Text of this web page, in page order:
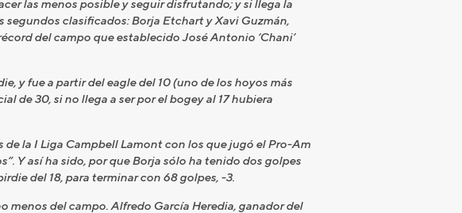
las menos posible y seguir disfrutando; y si llega la
clasificados: Borja Etchart y Xavi Guzmán,
del campo que establecido José Antonio ‘Chani’
y fue a partir del eagle del 10 (uno de los hoyos más
de 30, si no llega a ser por el bogey al 17 hubiera
la I Liga Campbell Lamont con los que jugó el Pro-Am
Y así ha sido, por que Borja sólo ha tenido dos golpes
del 18, para terminar con 68 golpes, -3.
menos del campo. Alfredo García Heredia, ganador del